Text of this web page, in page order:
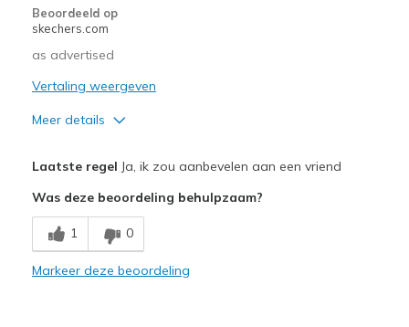
Beoordeeld op
skechers.com
as advertised
Vertaling weergeven
Meer details
Breathe Well
Comfortable
Laatste regel Ja, ik zou aanbevelen aan een vriend
Was deze beoordeling behulpzaam?
1 0
Markeer deze beoordeling